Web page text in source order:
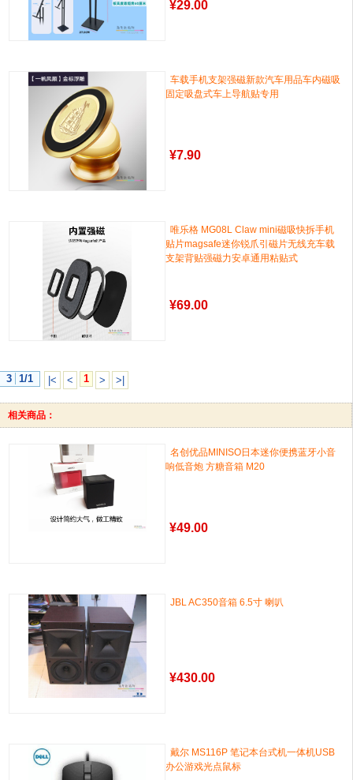
¥29.00
车载手机支架强磁新款汽车用品车内磁吸
固定吸盘式车上导航贴专用
¥7.90
唯乐格 MG08L Claw mini磁吸快拆手机
贴片magsafe迷你锐爪引磁片无线充车载
支架背贴强磁力安卓通用粘贴式
¥69.00
3 1/1 |< < 1 > >|
相关商品：
名创优品MINISO日本迷你便携蓝牙小音
响低音炮 方糖音箱 M20
¥49.00
JBL AC350音箱 6.5寸 喇叭
¥430.00
戴尔 MS116P 笔记本台式机一体机USB
办公游戏光点鼠标